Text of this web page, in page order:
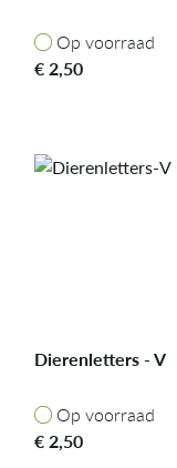
Op voorraad
Op voorraad
€2,50
Dierenletters - V
Op voorraad
Op voorraad
€2,50